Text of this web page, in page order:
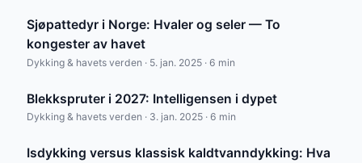
Sjøpattedyr i Norge: Hvaler og seler — To
kongester av havet
Dykking & havets verden · 5. jan. 2025 · 6 min
Blekkspruter i 2027: Intelligensen i dypet
Dykking & havets verden · 3. jan. 2025 · 6 min
Isdykking versus klassisk kaldtvanndykking: Hva